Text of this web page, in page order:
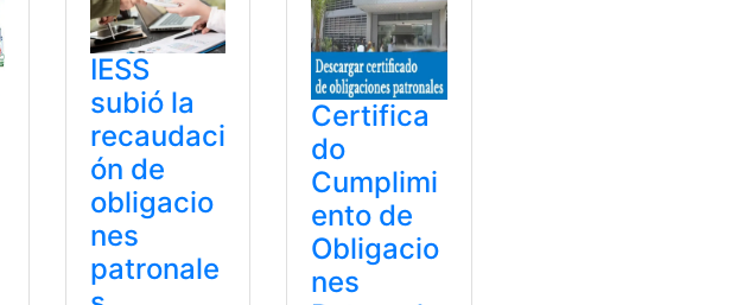
IESS
subió la
recaudaci
ón de
obligacio
nes
patronale
Certifica
do
Cumplimi
ento de
Obligacio
nes